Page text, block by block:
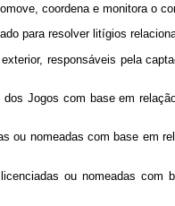
coordena e monitora o
para resolver litígios
responsáveis pela
Jogos com base em
ou nomeadas com base em
ou nomeadas com